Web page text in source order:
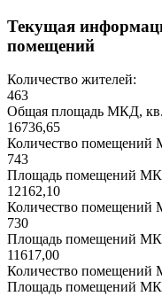
Текущая
помещений
Количество жителей:
463
Общая площадь МКД,
16736,65
Количество помещений
743
Площадь помещений
12162,10
Количество
730
Площадь помещений
11617,00
Количество помещений
Площадь помещений